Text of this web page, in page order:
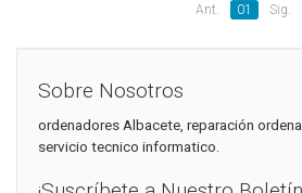
Ant. 01 Sig.
Sobre Nosotros
ordenadores Albacete, reparación
servicio tecnico informatico.